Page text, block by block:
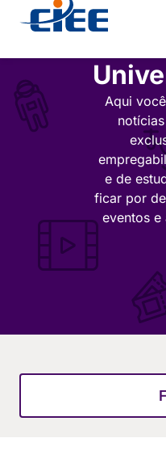
Aqui
e de
ficar por
eventos e